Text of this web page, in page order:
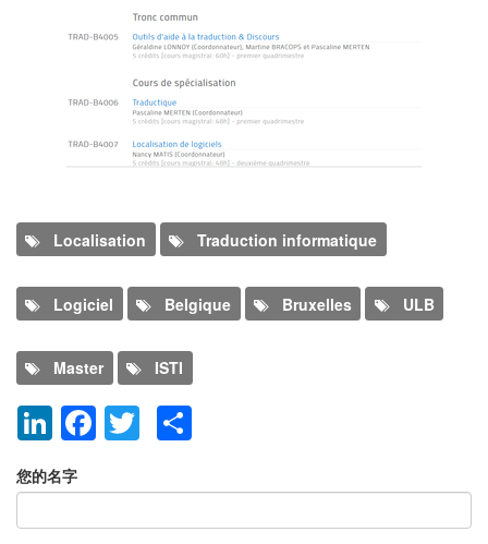
Localisation
Traduction informatique
Logiciel Belgique Bruxelles ULB
Master ISTI
LinkedIn
Facebook
Twitter
您的名字